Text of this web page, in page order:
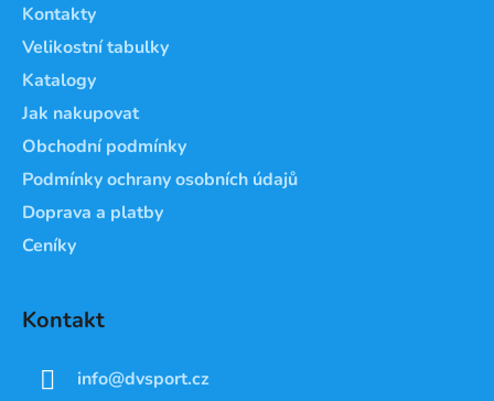
Kontakty
Velikostní tabulky
Katalogy
Jak nakupovat
Obchodní podmínky
Podmínky ochrany osobních údajů
Doprava a platby
Ceníky
Kontakt
info@dvsport.cz